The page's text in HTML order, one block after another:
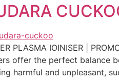
PLASMA IOINISER |
offer the perfect
harmful and unpleasant,